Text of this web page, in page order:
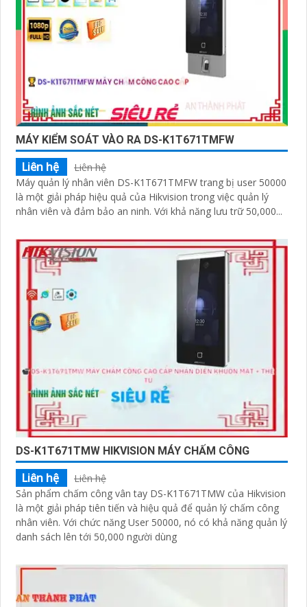
MÁY KIỂM SOÁT VÀO RA DS-K1T671TMFW
Liên hệ
Liên hệ
Máy quản lý nhân viên DS-K1T671TMFW trang bị user 50000
là một giải pháp hiệu quả của Hikvision trong việc quản lý
nhân viên và đảm bảo an ninh. Với khả năng lưu trữ 50,000...
DS-K1T671TMW HIKVISION MÁY CHẤM CÔNG
Liên hệ
Liên hệ
Sản phẩm chấm công vân tay DS-K1T671TMW của Hikvision
là một giải pháp tiên tiến và hiệu quả để quản lý chấm công
nhân viên. Với chức năng User 50000, nó có khả năng quản lý
danh sách lên tới 50,000 người dùng